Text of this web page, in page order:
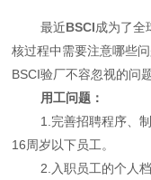
最近BSCI成为了全
核过程中需要注意哪些
BSCI验厂不容忽视的问题
用工问题：
1.完善招聘程序、制
16周岁以下员工。
2.入职员工的个人档